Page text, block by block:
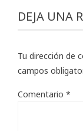
DEJA UNA
Tu dirección de
campos
Comentario *